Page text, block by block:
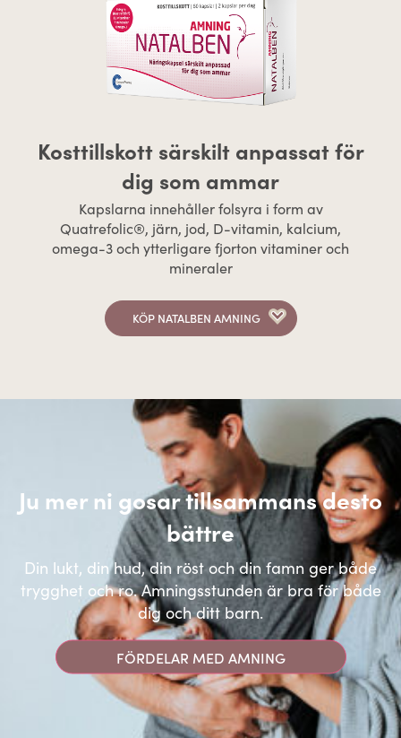
Kosttillskott särskilt anpassat för
dig som ammar
Kapslarna innehåller folsyra i form av
Quatrefolic®, järn, jod, D-vitamin, kalcium,
omega-3 och ytterligare fjorton vitaminer och
mineraler
KÖP NATALBEN AMNING
Ju mer ni gosar tillsammans desto
bättre
Din lukt, din hud, din röst och din famn ger både
trygghet och ro. Amningsstunden är bra för både
dig och ditt barn.
FÖRDELAR MED AMNING